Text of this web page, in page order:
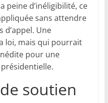
peine d’inéligibilité, ce
sans attendre
Une
loi, mais qui pourrait
pour une
soutien